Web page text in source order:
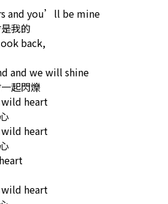
and you’ll be mine
我的
back,
and we will shine
起閃爍
wild heart
wild heart
wild heart